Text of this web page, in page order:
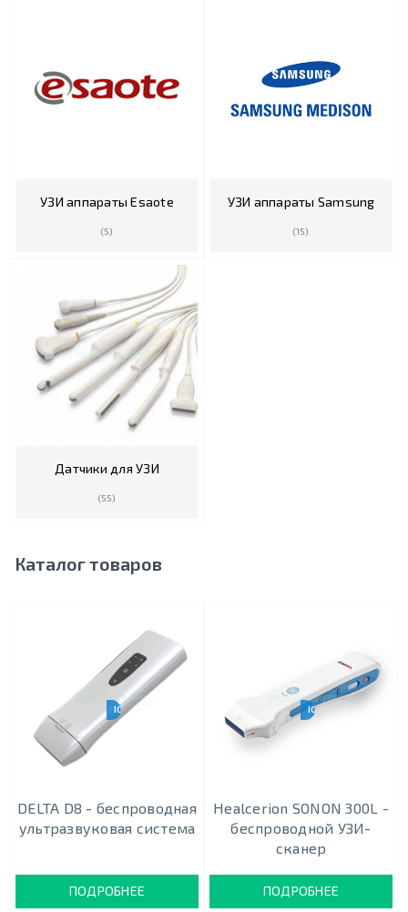
УЗИ аппараты Esaote
(5)
УЗИ аппараты Samsung
(15)
Датчики для УЗИ
(55)
Каталог товаров
IOS, ANDROID, WINDOWS
DELTA D8 - беспроводная
ультразвуковая система
ПОДРОБНЕЕ
IOS И ANDROID
Healcerion SONON 300L -
беспроводной УЗИ-
сканер
ПОДРОБНЕЕ